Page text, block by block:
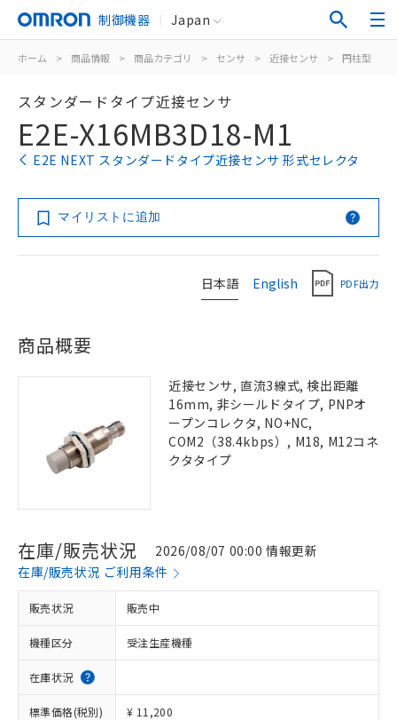
制御機器 Japan
ホーム > 商品情報 > 商品カテゴリ > センサ > 近接センサ > 円柱型
スタンダードタイプ近接センサ
E2E-X16MB3D18-M1
E2E NEXT スタンダードタイプ近接センサ 形式セレクタ
マイリストに追加
日本語 English PDF出力
商品概要
近接センサ, 直流3線式, 検出距離
16mm, 非シールドタイプ, PNPオ
ープンコレクタ, NO+NC,
COM2（38.4kbps）, M18, M12コネ
クタタイプ
在庫/販売状況
2026/08/07 00:00 情報更新
在庫/販売状況 ご利用条件
販売状況 販売中
機種区分 受注生産機種
在庫状況
標準価格(税別) ¥ 11,200